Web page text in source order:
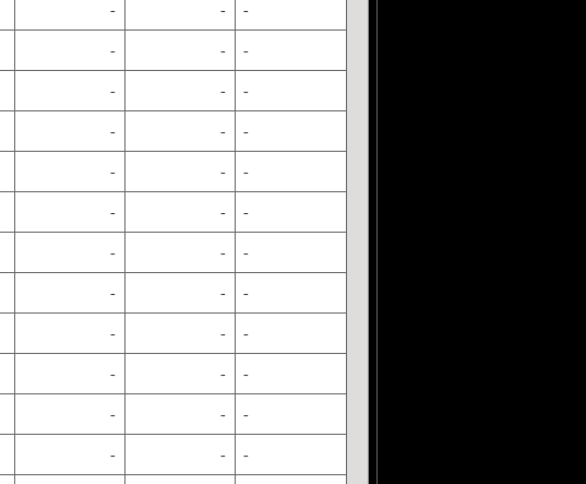
- - -
- - -
- - -
- - -
- - -
- - -
- - -
- - -
- - -
- - -
- - -
- - -